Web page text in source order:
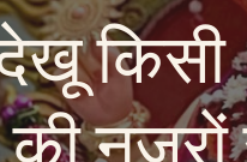
किसी